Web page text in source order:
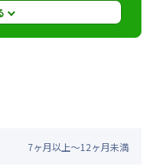
長120日、最大
料の割引適用はな
7ヶ月以上～12ヶ月未満